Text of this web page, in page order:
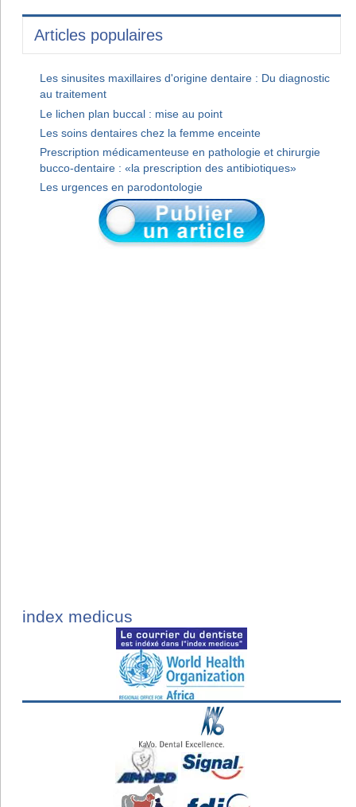
Articles populaires
Les sinusites maxillaires d'origine dentaire : Du diagnostic
au traitement
Le lichen plan buccal : mise au point
Les soins dentaires chez la femme enceinte
Prescription médicamenteuse en pathologie et chirurgie
bucco-dentaire : «la prescription des antibiotiques»
Les urgences en parodontologie
index medicus